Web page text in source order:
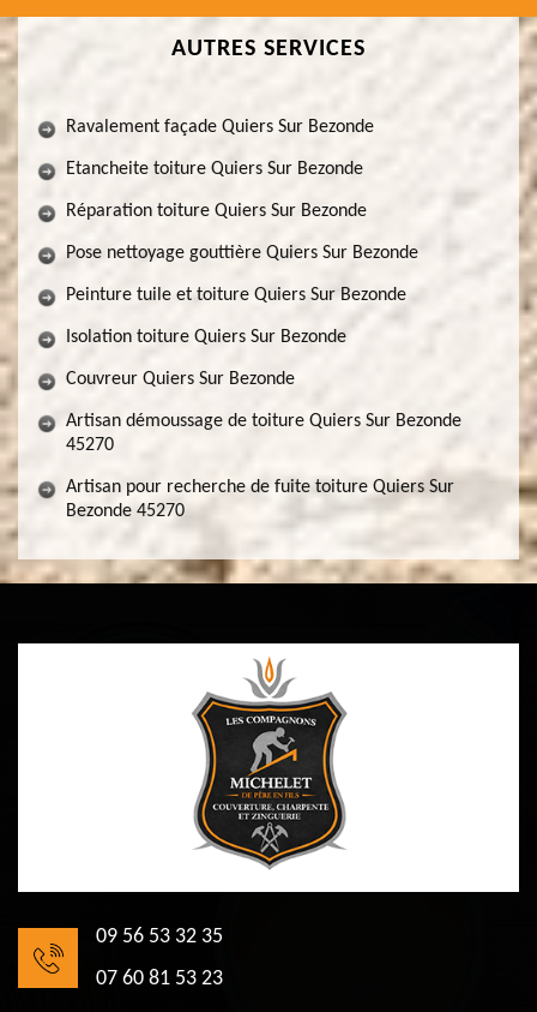
AUTRES SERVICES
Ravalement façade Quiers Sur Bezonde
Etancheite toiture Quiers Sur Bezonde
Réparation toiture Quiers Sur Bezonde
Pose nettoyage gouttière Quiers Sur Bezonde
Peinture tuile et toiture Quiers Sur Bezonde
Isolation toiture Quiers Sur Bezonde
Couvreur Quiers Sur Bezonde
Artisan démoussage de toiture Quiers Sur Bezonde
45270
Artisan pour recherche de fuite toiture Quiers Sur
Bezonde 45270
09 56 53 32 35
07 60 81 53 23